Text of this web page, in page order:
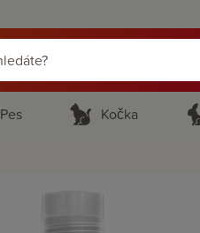
Pes Kočka